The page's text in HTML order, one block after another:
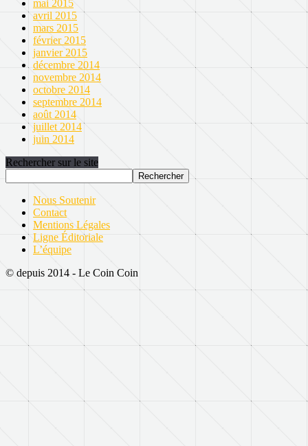
mai 2015
avril 2015
mars 2015
février 2015
janvier 2015
décembre 2014
novembre 2014
octobre 2014
septembre 2014
août 2014
juillet 2014
juin 2014
Rechercher sur le site
Nous Soutenir
Contact
Mentions Légales
Ligne Éditoriale
L’équipe
© depuis 2014 - Le Coin Coin